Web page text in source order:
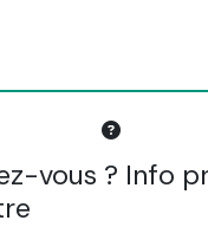
vous ? Info